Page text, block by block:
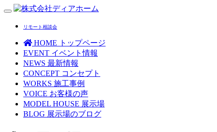
Toggle
リモート相談会
HOME
トップページ
EVENT イベント情報
NEWS 最新情報
CONCEPT コンセプト
WORKS 施工事例
VOICE お客様の声
MODEL HOUSE 展示場
BLOG 展示場のブログ